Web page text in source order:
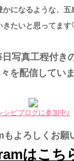
かになるような、
きたいと思ってま
写真工程付き
を配信してい
シピブログに参加中♪
よろしくお願
はこち